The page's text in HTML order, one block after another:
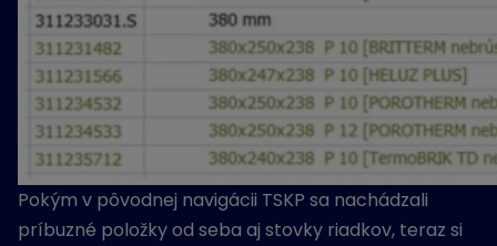
Pokým v pôvodnej navigácii TSKP sa nachádzali
príbuzné položky od seba aj stovky riadkov, teraz si